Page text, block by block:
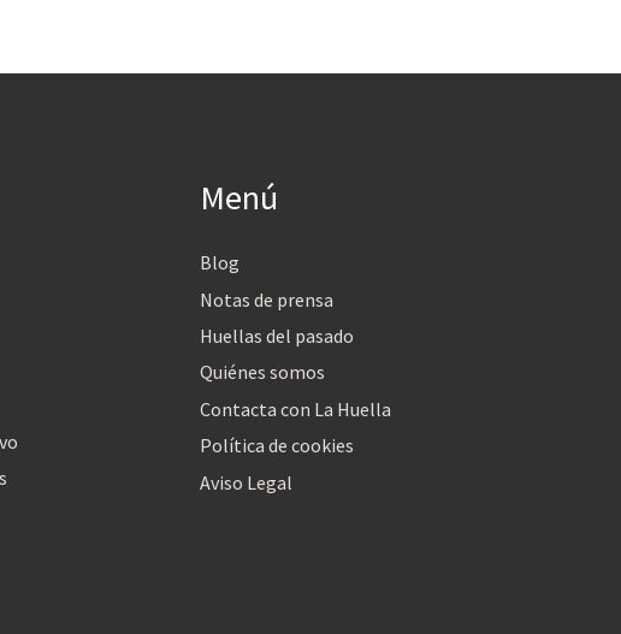
Menú
Blog
Notas de prensa
Huellas del pasado
Quiénes somos
Contacta con La Huella
Política de cookies
Aviso Legal